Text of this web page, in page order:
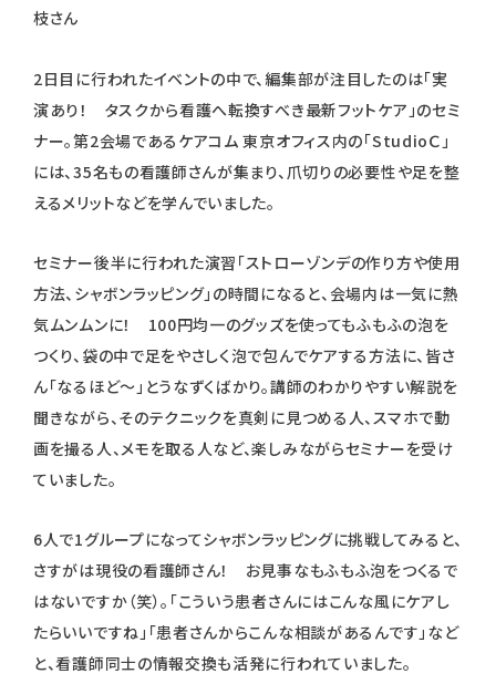
枝さん
2日目に行われたイベントの中で、編集部が注目したのは「実
演あり！ タスクから看護へ転換すべき最新フットケア」のセミ
ナー。第2会場であるケアコム 東京オフィス内の「StudioＣ」
には、35名もの看護師さんが集まり、爪切りの必要性や足を整
えるメリットなどを学んでいました。
セミナー後半に行われた演習「ストローゾンデの作り方や使用
方法、シャボンラッピング」の時間になると、会場内は一気に熱
気ムンムンに！ 100円均一のグッズを使ってもふもふの泡を
つくり、袋の中で足をやさしく泡で包んでケアする方法に、皆さ
ん「なるほど～」とうなずくばかり。講師のわかりやすい解説を
聞きながら、そのテクニックを真剣に見つめる人、スマホで動
画を撮る人、メモを取る人など、楽しみながらセミナーを受け
ていました。
6人で1グループになってシャボンラッピングに挑戦してみると、
さすがは現役の看護師さん！ お見事なもふもふ泡をつくるで
はないですか（笑）。「こういう患者さんにはこんな風にケアし
たらいいですね」「患者さんからこんな相談があるんです」など
と、看護師同士の情報交換も活発に行われていました。